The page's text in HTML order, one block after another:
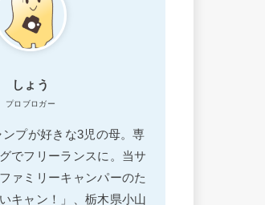
しょう
プロブロガー
プが好きな3児の母。専
でフリーランスに。当サ
ァミリーキャンパーのた
キャン！」、栃木県小山